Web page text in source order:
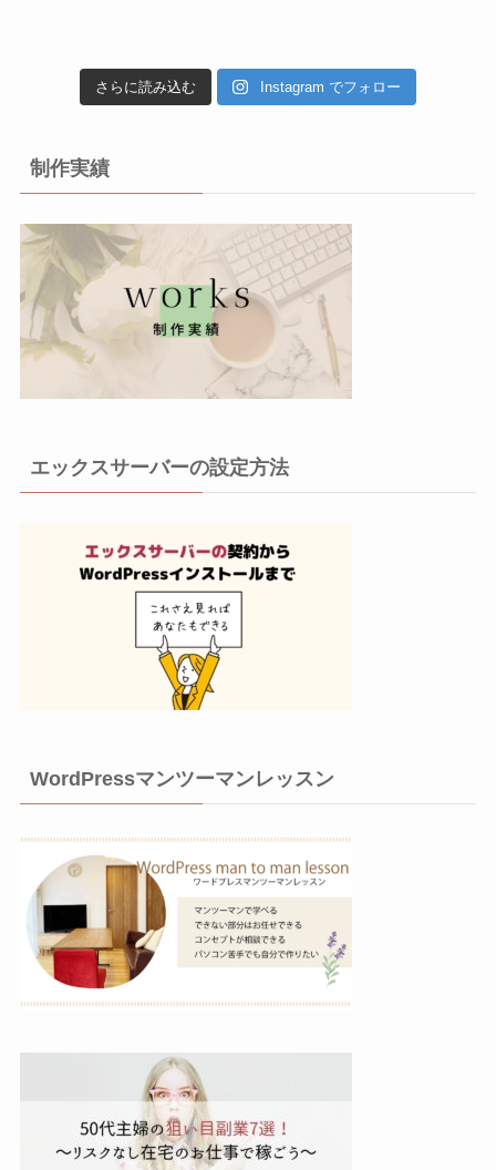
さらに読み込む Instagram でフォロー
制作実績
エックスサーバーの設定方法
WordPressマンツーマンレッスン